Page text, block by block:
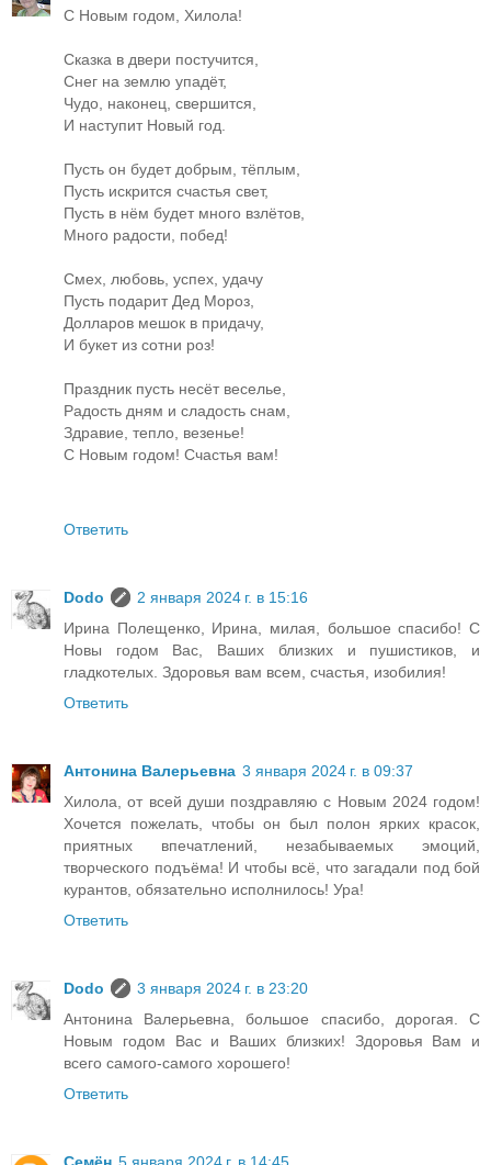
C Новым годом, Хилола!
Сказка в двери постучится,
Снег на землю упадёт,
Чудо, наконец, свершится,
И наступит Новый год.
Пусть он будет добрым, тёплым,
Пусть искрится счастья свет,
Пусть в нём будет много взлётов,
Много радости, побед!
Смех, любовь, успех, удачу
Пусть подарит Дед Мороз,
Долларов мешок в придачу,
И букет из сотни роз!
Праздник пусть несёт веселье,
Радость дням и сладость снам,
Здравие, тепло, везенье!
С Новым годом! Счастья вам!
Ответить
Dodo
2 января 2024 г. в 15:16
Ирина Полещенко, Ирина, милая, большое спасибо! С
Новы годом Вас, Ваших близких и пушистиков, и
гладкотелых. Здоровья вам всем, счастья, изобилия!
Ответить
Антонина Валерьевна 3 января 2024 г. в 09:37
Хилола, от всей души поздравляю с Новым 2024 годом!
Хочется пожелать, чтобы он был полон ярких красок,
приятных впечатлений, незабываемых эмоций,
творческого подъёма! И чтобы всё, что загадали под бой
курантов, обязательно исполнилось! Ура!
Ответить
Dodo
3 января 2024 г. в 23:20
Антонина Валерьевна, большое спасибо, дорогая. С
Новым годом Вас и Ваших близких! Здоровья Вам и
всего самого-самого хорошего!
Ответить
Семён 5 января 2024 г. в 14:45